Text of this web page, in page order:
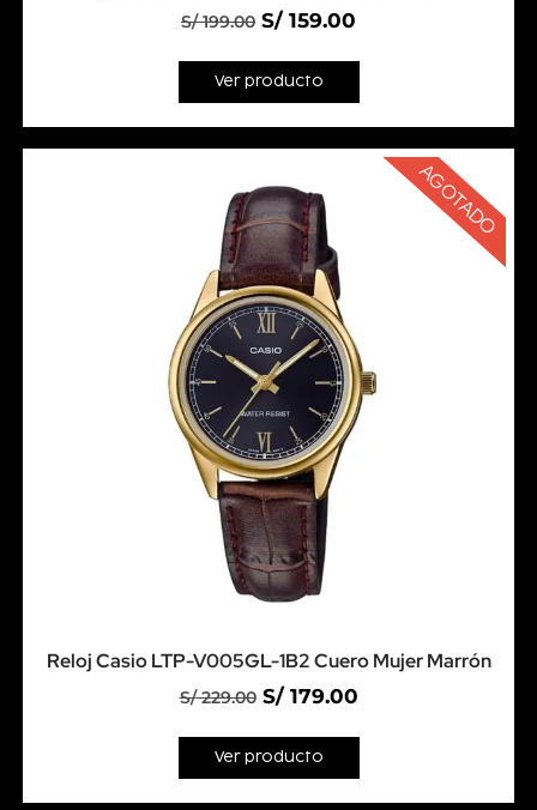
S/199.00 S/ 159.00
Ver producto
AGOTADO
Reloj Casio LTP-V005GL-1B2 Cuero Mujer Marrón
S/229.00 S/179.00
Ver producto